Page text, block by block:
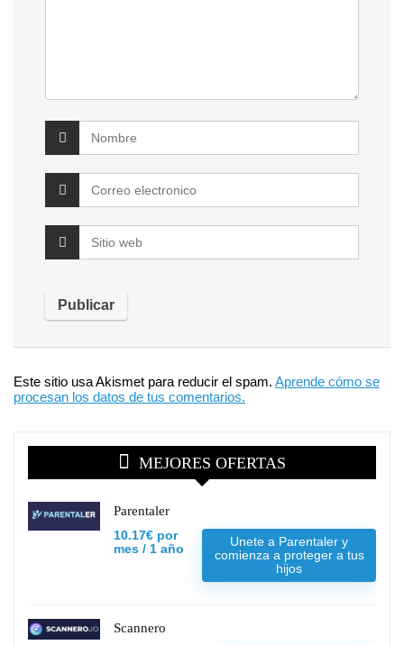
Este sitio usa Akismet para reducir el spam. Aprende cómo se
procesan los datos de tus comentarios.
MEJORES OFERTAS
Parentaler
10.17€ por
mes / 1 año
Unete a Parentaler y
comienza a proteger a tus
hijos
Scannero